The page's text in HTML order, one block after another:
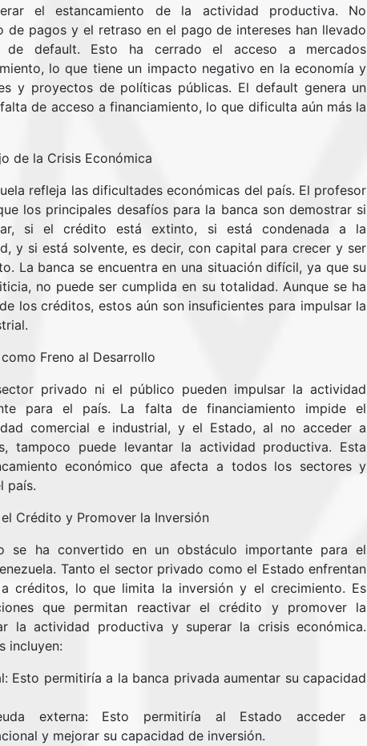
el estancamiento de la actividad productiva. No
de pagos y el retraso en el pago de intereses han llevado
default. Esto ha cerrado el acceso a mercados
lo que tiene un impacto negativo en la economía y
y proyectos de políticas públicas. El default genera un
de acceso a financiamiento, lo que dificulta aún más la
de la Crisis Económica
refleja las dificultades económicas del país. El profesor
los principales desafíos para la banca son demostrar si
si el crédito está extinto, si está condenada a la
y si está solvente, es decir, con capital para crecer y ser
La banca se encuentra en una situación difícil, ya que su
no puede ser cumplida en su totalidad. Aunque se ha
los créditos, estos aún son insuficientes para impulsar la
Freno al Desarrollo
privado ni el público pueden impulsar la actividad
para el país. La falta de financiamiento impide el
comercial e industrial, y el Estado, al no acceder a
tampoco puede levantar la actividad productiva. Esta
económico que afecta a todos los sectores y
país.
Crédito y Promover la Inversión
se ha convertido en un obstáculo importante para el
Tanto el sector privado como el Estado enfrentan
créditos, lo que limita la inversión y el crecimiento. Es
que permitan reactivar el crédito y promover la
la actividad productiva y superar la crisis económica.
incluyen:
Esto permitiría a la banca privada aumentar su capacidad
externa: Esto permitiría al Estado acceder a
y mejorar su capacidad de inversión.